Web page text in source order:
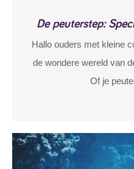
De peuterstep:
Hallo ouders met kleine
de wondere wereld van
Of je